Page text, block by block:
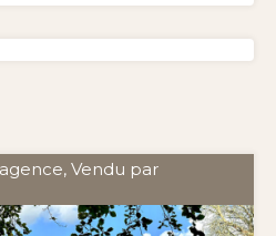
Vendu par